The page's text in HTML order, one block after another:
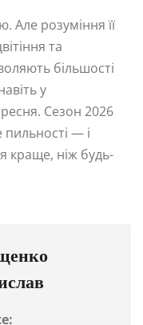
Але розуміння її
та
більшості
у
Сезон 2026
пильності — і
краще, ніж будь-